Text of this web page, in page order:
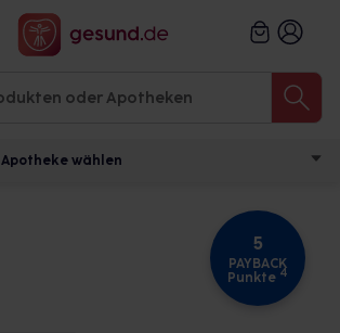
Apotheke wählen
5
PAYBACK
Punkte 4